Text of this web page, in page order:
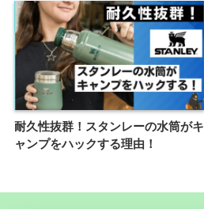
耐久性抜群！スタンレーの水筒がキ
ャンプをハックする理由！